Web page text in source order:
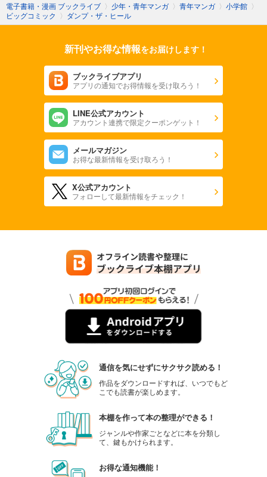
電子書籍・漫画 ブックライブ 〉 少年・青年マンガ 〉 青年マンガ 〉 小学館 〉
ビッグコミック 〉 ダンプ・ザ・ヒール
新刊やお得な情報をお届けします！
ブックライブアプリ
アプリの通知でお得情報を受け取ろう！
LINE公式アカウント
アカウント連携で限定クーポンゲット！
メールマガジン
お得な最新情報を受け取ろう！
X公式アカウント
フォローして最新情報をチェック！
通信を気にせずにサクサク読める！
作品をダウンロードすれば、いつでもど
こでも読書が楽しめます。
本棚を作って本の整理ができる！
ジャンルや作家ごとなどに本を分類し
て、鍵もかけられます。
お得な通知機能！